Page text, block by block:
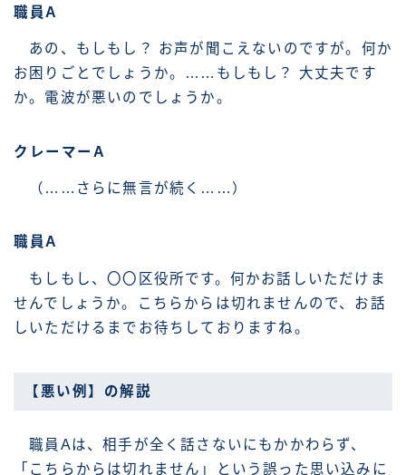
職員A
あの、もしもし？ お声が聞こえないのですが。何か
お困りごとでしょうか。……もしもし？ 大丈夫です
か。電波が悪いのでしょうか。
クレーマーA
（……さらに無言が続く……）
職員A
もしもし、〇〇区役所です。何かお話しいただけま
せんでしょうか。こちらからは切れませんので、お話
しいただけるまでお待ちしておりますね。
【悪い例】の解説
職員Aは、相手が全く話さないにもかかわらず、
「こちらからは切れません」という誤った思い込みに